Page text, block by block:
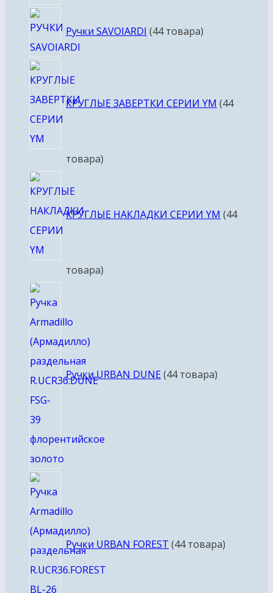
Ручки SAVOIARDI 44 товара
КРУГЛЫЕ ЗАВЕРТКИ СЕРИИ YM 44
товара
КРУГЛЫЕ НАКЛАДКИ СЕРИИ YM 44
товара
Ручки URBAN DUNE 44 товара
Ручки URBAN FOREST 44 товара